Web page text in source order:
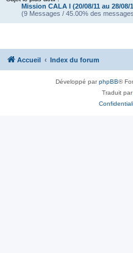
Mission CALA I (20/08/11 au 28/08/
(9 Messages / 45.00% des
Accueil Index du forum
Développé parphpBB®
Traduit par